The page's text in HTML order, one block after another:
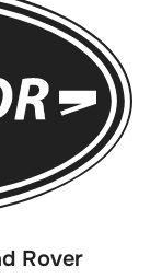
Rover